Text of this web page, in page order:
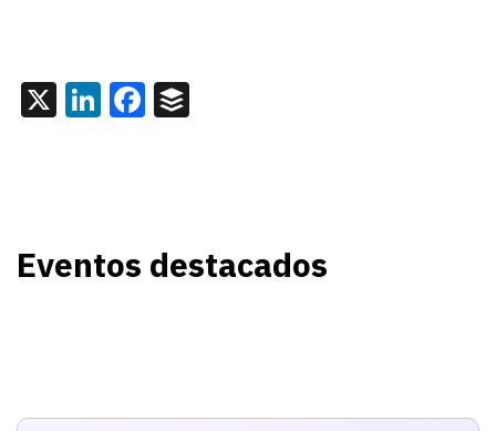
X LinkedIn
Facebook
Eventos destacados